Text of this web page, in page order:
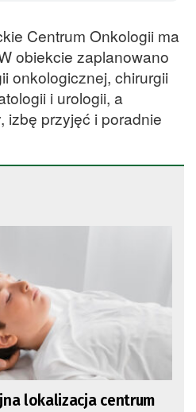
Centrum Onkologii ma
obiekcie zaplanowano
onkologicznej, chirurgii
i urologii, a
izbę przyjęć i poradnie
lokalizacja centrum